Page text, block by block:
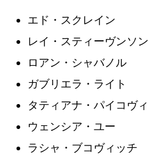
エド・スクレイン
レイ・スティーヴンソン
ロアン・シャバノル
ガブリエラ・ライト
タティアナ・パイコヴ
ウェンシア・ユー
ラシャ・ブコヴィッチ